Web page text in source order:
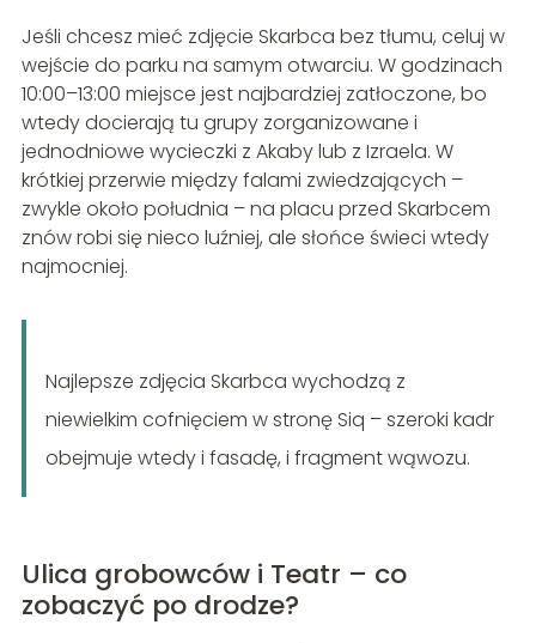
Jeśli chcesz mieć zdjęcie Skarbca bez tłumu, celuj w
wejście do parku na samym otwarciu. W godzinach
10:00–13:00 miejsce jest najbardziej zatłoczone, bo
wtedy docierają tu grupy zorganizowane i
jednodniowe wycieczki z Akaby lub z Izraela. W
krótkiej przerwie między falami zwiedzających –
zwykle około południa – na placu przed Skarbcem
znów robi się nieco luźniej, ale słońce świeci wtedy
najmocniej.
Najlepsze zdjęcia Skarbca wychodzą z
niewielkim cofnięciem w stronę Siq – szeroki kadr
obejmuje wtedy i fasadę, i fragment wąwozu.
Ulica grobowców i Teatr – co
zobaczyć po drodze?